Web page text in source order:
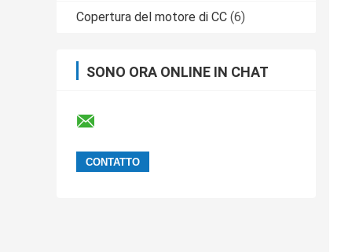
Copertura del motore di CC (6)
SONO ORA ONLINE IN CHAT